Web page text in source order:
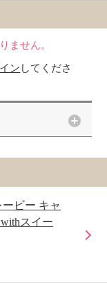
ません。
ン してくださ
ビー キャ
スイー